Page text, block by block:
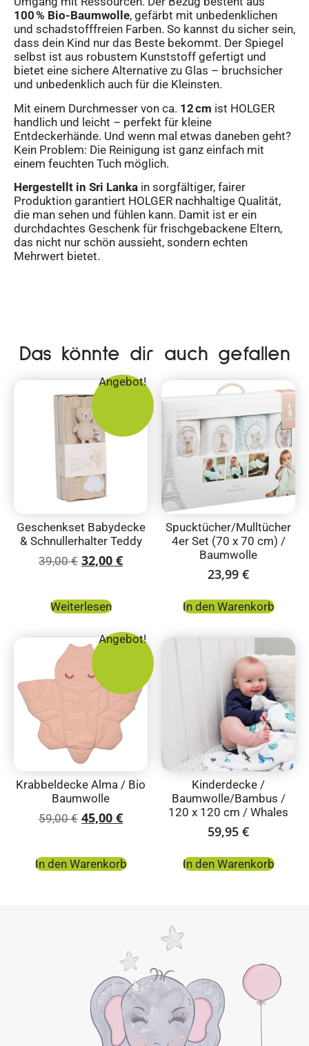
100 % Bio-Baumwolle, gefärbt mit unbedenklichen
und schadstofffreien Farben. So kannst du sicher sein,
dass dein Kind nur das Beste bekommt. Der Spiegel
selbst ist aus robustem Kunststoff gefertigt und
bietet eine sichere Alternative zu Glas – bruchsicher
und unbedenklich auch für die Kleinsten.
Mit einem Durchmesser von ca. 12 cm ist HOLGER
handlich und leicht – perfekt für kleine
Entdeckerhände. Und wenn mal etwas daneben geht?
Kein Problem: Die Reinigung ist ganz einfach mit
einem feuchten Tuch möglich.
Hergestellt in Sri Lanka in sorgfältiger, fairer
Produktion garantiert HOLGER nachhaltige Qualität,
die man sehen und fühlen kann. Damit ist er ein
durchdachtes Geschenk für frischgebackene Eltern,
das nicht nur schön aussieht, sondern echten
Mehrwert bietet.
Das könnte dir auch gefallen
Angebot!
Geschenkset Babydecke
& Schnullerhalter Teddy
39,00€ 32,00 €
Weiterlesen
Spucktücher/Mulltücher
4er Set (70 x 70 cm) /
Baumwolle
23,99 €
In den Warenkorb
Angebot!
Krabbeldecke Alma / Bio
Baumwolle
59,00€ 45,00 €
In den Warenkorb
Kinderdecke /
Baumwolle/Bambus /
120 x 120 cm / Whales
59,95 €
In den Warenkorb